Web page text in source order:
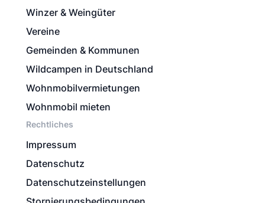
Winzer & Weingüter
Vereine
Gemeinden & Kommunen
Wildcampen in Deutschland
Wohnmobilvermietungen
Wohnmobil mieten
Rechtliches
Impressum
Datenschutz
Datenschutzeinstellungen